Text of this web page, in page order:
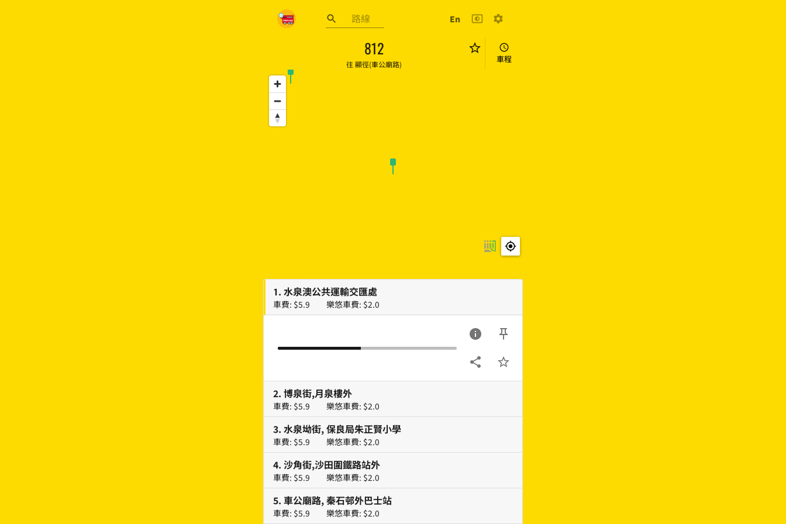
En
812
往顯徑(車公廟路) 車程
1. 水泉澳公共運輸交匯處
車費: $5.9 樂悠車費: $2.0
2. 博泉街,月泉樓外
車費: $5.9 樂悠車費: $2.0
3. 水泉坳街, 保良局朱正賢小學
車費: $5.9 樂悠車費: $2.0
4. 沙角街,沙田圍鐵路站外
車費: $5.9 樂悠車費: $2.0
5. 車公廟路, 秦石邨外巴士站
車費: $5.9 樂悠車費: $2.0